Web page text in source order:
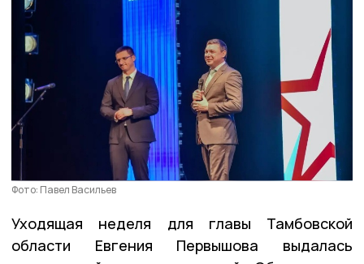
Фото: Павел Васильев
Уходящая неделя для главы Тамбовской
области Евгения Первышова выдалась